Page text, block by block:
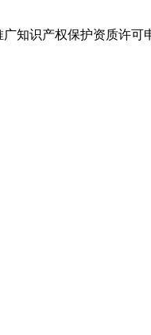
知识产权保护资质许可